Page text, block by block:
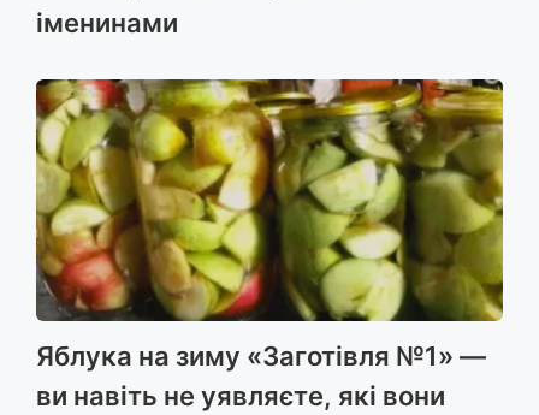
іменинами
Яблука на зиму «Заготівля №1» —
ви навіть не уявляєте, які вони